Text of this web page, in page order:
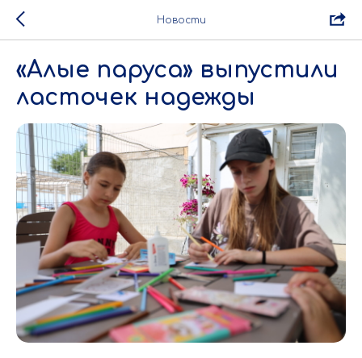
Новости
«Алые паруса» выпустили
ласточек надежды